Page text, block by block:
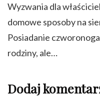
Wyzwania dla
domowe sposoby na
Posiadanie
rodziny, ale…
Dodaj